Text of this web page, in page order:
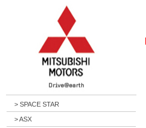
> SPACE STAR
> ASX